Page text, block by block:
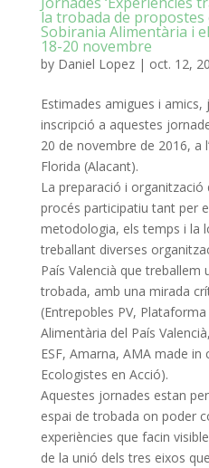
la trobada de propostes
Sobirania Alimentària i
18-20 novembre
by Daniel Lopez| oct. 12,
Estimades amigues i amics,
inscripció a aquestes
20 de novembre de 2016, a
Florida (Alacant).
La preparació i organització
procés participatiu tant per
metodologia, els temps i la
treballant diverses
País Valencià que treballem
trobada, amb una mirada
(Entrepobles PV,
Alimentària del País
ESF, Amarna, AMA made in
Ecologistes en Acció).
Aquestes jornades estan
espai de trobada on poder
experiències que facin
de la unió dels tres eixos